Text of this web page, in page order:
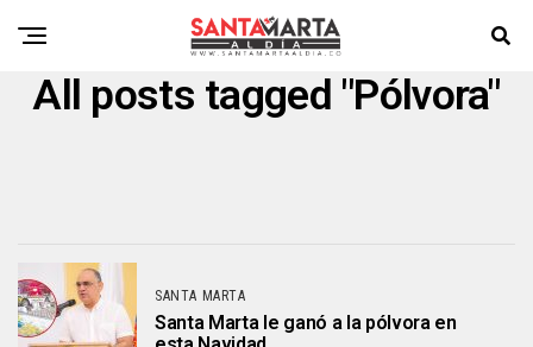
All posts tagged "Pólvora"
SANTA MARTA
Santa Marta le ganó a la pólvora en